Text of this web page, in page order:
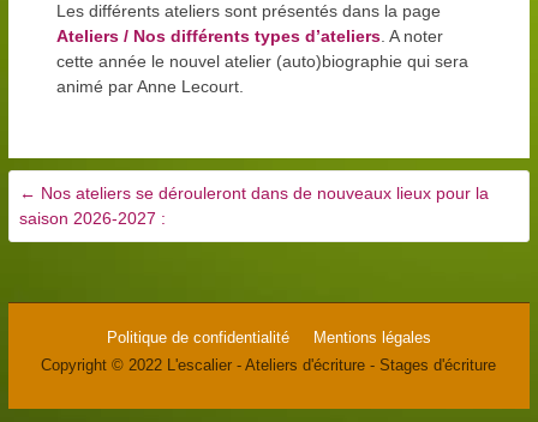
Les différents ateliers sont présentés dans la page
Ateliers / Nos différents types d’ateliers. A noter
cette année le nouvel atelier (auto)biographie qui sera
animé par Anne Lecourt.
← Nos ateliers se dérouleront dans de nouveaux lieux pour la
saison 2026-2027 :
Politique de confidentialité
Mentions légales
Copyright © 2022 L'escalier - Ateliers d'écriture - Stages d'écriture